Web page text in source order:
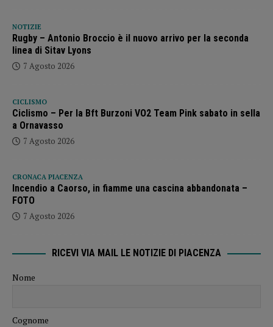
NOTIZIE
Rugby – Antonio Broccio è il nuovo arrivo per la seconda
linea di Sitav Lyons
7 Agosto 2026
CICLISMO
Ciclismo – Per la Bft Burzoni VO2 Team Pink sabato in sella
a Ornavasso
7 Agosto 2026
CRONACA PIACENZA
Incendio a Caorso, in fiamme una cascina abbandonata –
FOTO
7 Agosto 2026
RICEVI VIA MAIL LE NOTIZIE DI PIACENZA
Nome
Cognome